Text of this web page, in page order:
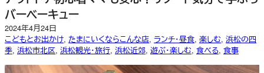
バーベーキュー
2024年4月24日
こどもとお出かけ, たまにいくならこんな店, ランチ・昼食, 楽しむ, 浜松の四
季, 浜松市北区, 浜松観光・旅行, 浜松近郊, 遊ぶ・楽しむ, 食べる, 食事